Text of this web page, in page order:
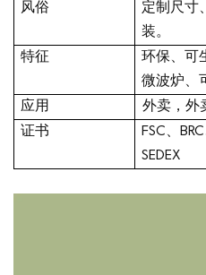
风俗
定制尺寸
装。
特征
环保、可
微波炉、
应用
外卖，外
证书
FSC、
SEDEX